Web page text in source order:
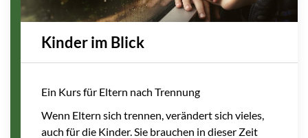
Kinder im Blick
Ein Kurs für Eltern nach Trennung
Wenn Eltern sich trennen, verändert sich vieles,
auch für die Kinder. Sie brauchen in dieser Zeit